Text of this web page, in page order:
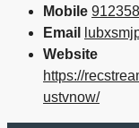
Mobile
Email
Website
https://
ustvnow/